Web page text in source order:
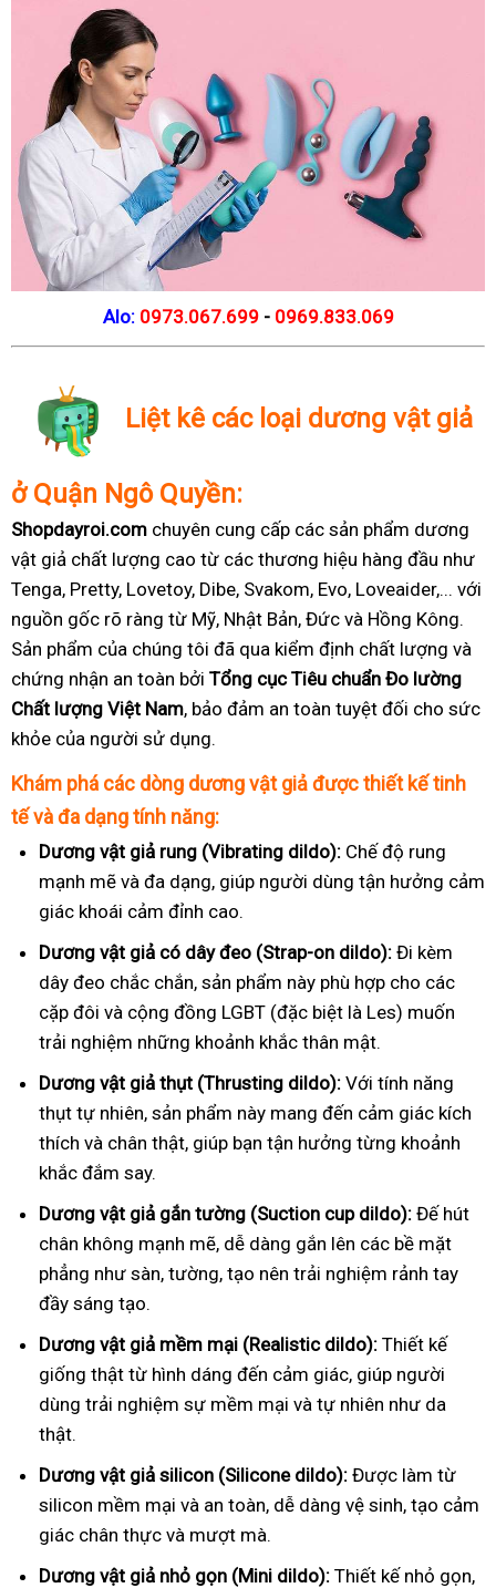
Alo: 0973.067.699 - 0969.833.069
Liệt kê các loại dương vật giả
ở Quận Ngô Quyền:
Shopdayroi.com chuyên cung cấp các sản phẩm dương
vật giả chất lượng cao từ các thương hiệu hàng đầu như
Tenga, Pretty, Lovetoy, Dibe, Svakom, Evo, Loveaider,... với
nguồn gốc rõ ràng từ Mỹ, Nhật Bản, Đức và Hồng Kông.
Sản phẩm của chúng tôi đã qua kiểm định chất lượng và
chứng nhận an toàn bởi Tổng cục Tiêu chuẩn Đo lường
Chất lượng Việt Nam, bảo đảm an toàn tuyệt đối cho sức
khỏe của người sử dụng.
Khám phá các dòng dương vật giả được thiết kế tinh
tế và đa dạng tính năng:
Dương vật giả rung (Vibrating dildo): Chế độ rung
mạnh mẽ và đa dạng, giúp người dùng tận hưởng cảm
giác khoái cảm đỉnh cao.
Dương vật giả có dây đeo (Strap-on dildo): Đi kèm
dây đeo chắc chắn, sản phẩm này phù hợp cho các
cặp đôi và cộng đồng LGBT (đặc biệt là Les) muốn
trải nghiệm những khoảnh khắc thân mật.
Dương vật giả thụt (Thrusting dildo): Với tính năng
thụt tự nhiên, sản phẩm này mang đến cảm giác kích
thích và chân thật, giúp bạn tận hưởng từng khoảnh
khắc đắm say.
Dương vật giả gắn tường (Suction cup dildo): Đế hút
chân không mạnh mẽ, dễ dàng gắn lên các bề mặt
phẳng như sàn, tường, tạo nên trải nghiệm rảnh tay
đầy sáng tạo.
Dương vật giả mềm mại (Realistic dildo): Thiết kế
giống thật từ hình dáng đến cảm giác, giúp người
dùng trải nghiệm sự mềm mại và tự nhiên như da
thật.
Dương vật giả silicon (Silicone dildo): Được làm từ
silicon mềm mại và an toàn, dễ dàng vệ sinh, tạo cảm
giác chân thực và mượt mà.
Dương vật giả nhỏ gọn (Mini dildo): Thiết kế nhỏ gọn,